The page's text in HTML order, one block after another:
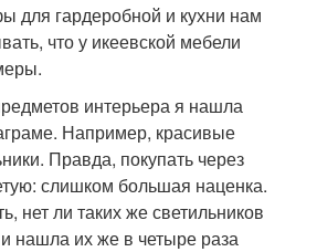
для гардеробной и кухни нам
что у икеевской мебели
интерьера я нашла
Например, красивые
Правда, покупать через
слишком большая наценка.
нет ли таких же светильников
нашла их же в четыре раза